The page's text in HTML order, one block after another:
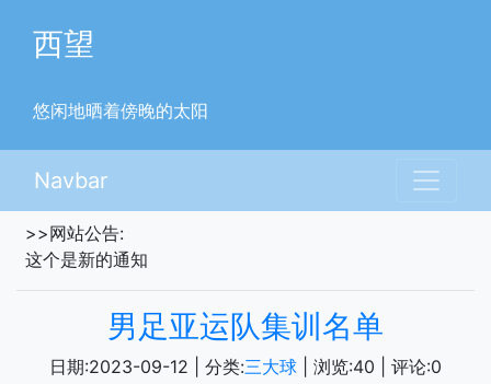
西望
悠闲地晒着傍晚的太阳
Navbar
>>网站公告:
这个是新的通知
男足亚运队集训名单
日期:2023-09-12 | 分类:三大球 | 浏览:40 | 评论:0